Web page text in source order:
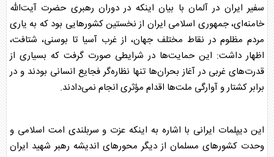
سفیر ایران درآلمان با بیان اینکه در دوران رهبری حضرت آیت‌الله
خامنه‌ای، جمهوری اسلامی ایران از نخستین کشورهایی بود که به یاری
مردم مظلوم در نقاط مختلف جهان، از غرب آسیا تا بوسنی، شتافت،
اظهار داشت: این حمایت‌ها در شرایطی صورت گرفت که بسیاری از
قدرت‌های غربی در آغاز بحران‌ها تنها نظاره‌گر فجایع انسانی بودند و در
برابر کشتار و آوارگی ملت‌ها اقدام مؤثری انجام نمی‌دادند.
این دیپلمات ایرانی با اشاره به اینکه عزت و سربلندی امت اسلامی و
وحدت کشورهای مسلمان از دیگر محورهای اندیشه رهبر شهید ایران